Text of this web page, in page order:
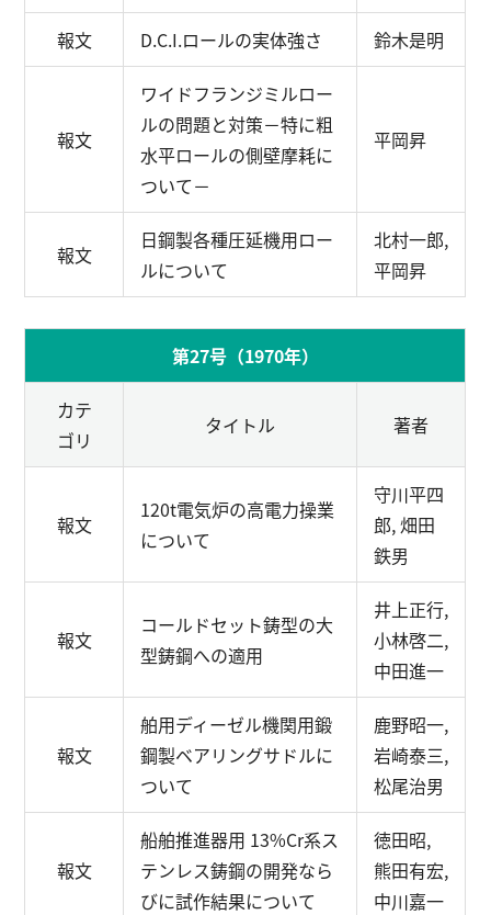
報文 D.C.I.ロールの実体強さ 鈴木是明
報文
ワイドフランジミルロー
ルの問題と対策－特に粗
水平ロールの側壁摩耗に
ついて－
平岡昇
報文
日鋼製各種圧延機用ロー
ルについて
北村一郎,
平岡昇
第27号（1970年）
カテ
ゴリ
タイトル 著者
報文
120t電気炉の高電力操業
について
守川平四
郎, 畑田
鉄男
報文
コールドセット鋳型の大
型鋳鋼への適用
井上正行,
小林啓二,
中田進一
報文
舶用ディーゼル機関用鍛
鋼製ベアリングサドルに
ついて
鹿野昭一,
岩崎泰三,
松尾治男
報文
船舶推進器用 13%Cr系ス
テンレス鋳鋼の開発なら
びに試作結果について
徳田昭,
熊田有宏,
中川嘉一